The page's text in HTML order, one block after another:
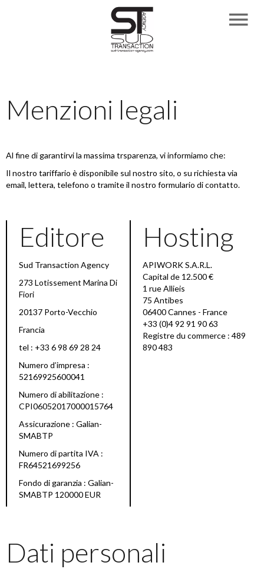
Menzioni legali
Al fine di garantirvi la massima trsparenza, vi informiamo che:
Il nostro tariffario è disponibile sul nostro sito, o su richiesta via
email, lettera, telefono o tramite il nostro formulario di contatto.
Editore
Sud Transaction Agency
273 Lotissement Marina Di
Fiori
20137 Porto-Vecchio
Francia
tel : +33 6 98 69 28 24
Numero d’impresa :
52169925600041
Numero di abilitazione :
CPI06052017000015764
Assicurazione : Galian-
SMABTP
Numero di partita IVA :
FR64521699256
Fondo di garanzia : Galian-
SMABTP 120000 EUR
Hosting
APIWORK S.A.R.L.
Capital de 12.500 €
1 rue Allieis
75 Antibes
06400 Cannes - France
+33 (0)4 92 91 90 63
Registre du commerce : 489
890 483
Dati personali